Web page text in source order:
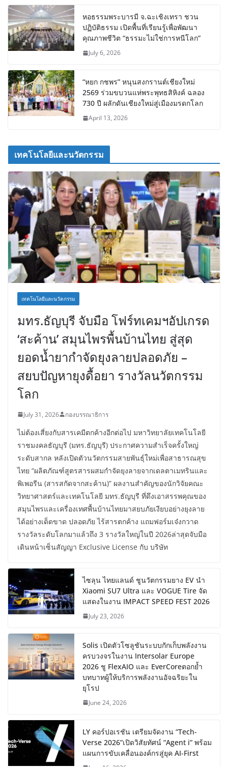
หอธรรมพระบารมี จ.ฉะเชิงเทรา ชวน
ปฏิบัติธรรม เปิดพื้นที่เรียนรู้เพื่อพัฒนา
คุณภาพชีวิต “ธรรมะไม่ใช่การหนีโลก”
July 6, 2026
“หยก กชพร” หนุนสงกรานต์เชียงใหม่
2569 ร่วมขบวนแห่พระพุทธสิหิงค์ ฉลอง
730 ปี ผลักดันเชียงใหม่สู่เมืองมรดกโลก
April 13, 2026
เทคโนโลยีและนวัตกรรม
เทคโนโลยีและนวัตกรรม
มทร.ธัญบุรี จับมือ โฟร์ทเคมฯอัปเกรด
‘สะค้าน’ สมุนไพรพื้นบ้านไทย สู่สุด
ยอดน้ำยากำจัดยุงลายปลอดภัย –
สยบปัญหายุงดื้อยา รางวัลนวัตกรรม
โลก
July 31, 2026 กองบรรณาธิการ
ไม่ต้องเสี่ยงกับสารเคมีตกค้างอีกต่อไป มหาวิทยาลัยเทคโนโลยี
ราชมงคลธัญบุรี (มทร.ธัญบุรี) ประกาศความสำเร็จครั้งใหญ่
ระดับสากล หลังเปิดตัวนวัตกรรมสายพันธุ์ใหม่เพื่อสาธารณสุข
ไทย “ผลิตภัณฑ์สูตรสารผสมกำจัดยุงลายจากเดลตาเมทรินและ
พิเพอรีน (สารสกัดจากสะค้าน)” ผลงานสำคัญของนักวิจัยคณะ
วิทยาศาสตร์และเทคโนโลยี มทร.ธัญบุรี ที่ดึงเอาสรรพคุณของ
สมุนไพรและเครื่องเทศพื้นบ้านไทยมาสยบภัยเงียบอย่างยุงลาย
ได้อย่างเด็ดขาด ปลอดภัย ไร้สารตกค้าง แถมฟอร์มเจ๋งกวาด
รางวัลระดับโลกมาแล้วถึง 3 รางวัลใหญ่ในปี 2026ล่าสุดจับมือ
เดินหน้าเซ็นสัญญา Exclusive License กับ บริษัท
ไซลุน ไทยแลนด์ ชูนวัตกรรมยาง EV นำ
Xiaomi SU7 Ultra และ VOGUE Tire จัด
แสดงในงาน IMPACT SPEED FEST 2026
July 23, 2026
Solis เปิดตัวโซลูชันระบบกักเก็บพลังงาน
ครบวงจรในงาน Intersolar Europe
2026 ชู FlexAIO และ EverCoreตอกย้ำ
บทบาทผู้ให้บริการพลังงานอัจฉริยะใน
ยุโรป
June 24, 2026
LY คอร์ปอเรชัน เตรียมจัดงาน “Tech-
Verse 2026”เปิดวิสัยทัศน์ “Agent i” พร้อม
แผนการขับเคลื่อนองค์กรสู่ยุค AI-First